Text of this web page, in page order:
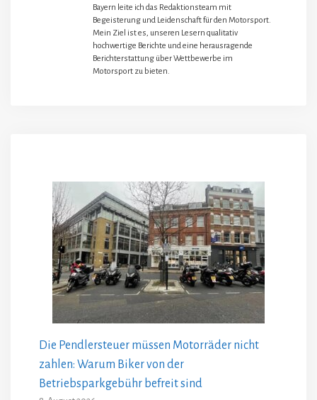
Bayern leite ich das Redaktionsteam mit
Begeisterung und Leidenschaft für den Motorsport.
Mein Ziel ist es, unseren Lesern qualitativ
hochwertige Berichte und eine herausragende
Berichterstattung über Wettbewerbe im
Motorsport zu bieten.
Die Pendlersteuer müssen Motorräder nicht
zahlen: Warum Biker von der
Betriebsparkgebühr befreit sind